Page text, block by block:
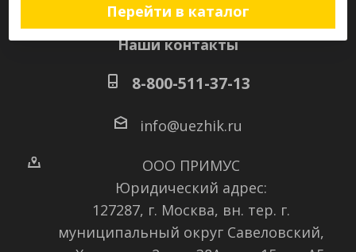
Перейти в каталог
Наши контакты
8-800-511-37-13
info@uezhik.ru
ООО ПРИМУС
Юридический адрес:
127287, г. Москва, вн. тер. г.
муниципальный округ Савеловский,